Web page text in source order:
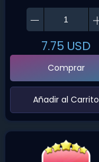
7.75 USD
Comprar
‌Añadir al Carrito‌